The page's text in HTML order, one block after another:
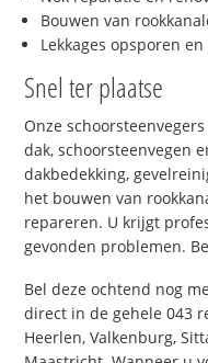
Bouwen van
Lekkages opsporen
Snel ter plaatse
Onze
dak, schoorsteenvegen
dakbedekking,
het bouwen van
repareren. U krijgt
gevonden problemen.
Bel deze ochtend nog
direct in de gehele 043
Heerlen, Valkenburg,